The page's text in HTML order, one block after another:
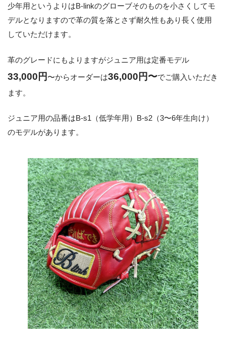
少年用というよりはB-linkのグローブそのものを小さくしてモ
デルとなりますので革の質を落とさず耐久性もあり長く使用
していただけます。
革のグレードにもよりますがジュニア用は定番モデル
33,000円 〜からオーダーは36,000円〜でご購入いただき
ます。
ジュニア用の品番はB-s1（低学年用）B-s2（3〜6年生向け）
のモデルがあります。